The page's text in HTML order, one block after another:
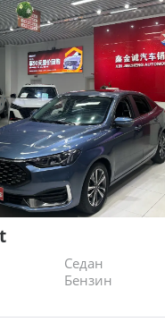
Седан
Бензин